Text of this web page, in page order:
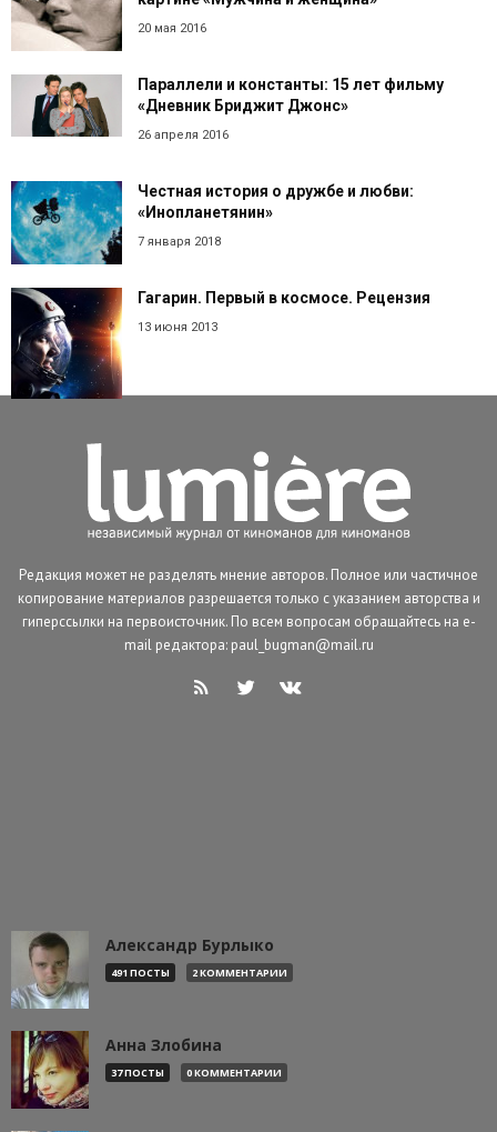
20 мая 2016
Параллели и константы: 15 лет фильму
«Дневник Бриджит Джонс»
26 апреля 2016
Честная история о дружбе и любви:
«Инопланетянин»
7 января 2018
Гагарин. Первый в космосе. Рецензия
13 июня 2013
Редакция может не разделять мнение авторов. Полное или частичное
копирование материалов разрешается только с указанием авторства и
гиперссылки на первоисточник. По всем вопросам обращайтесь на e-
mail редактора: paul_bugman@mail.ru
Александр Бурлыко
491 ПОСТЫ 2 КОММЕНТАРИИ
Анна Злобина
37 ПОСТЫ 0 КОММЕНТАРИИ